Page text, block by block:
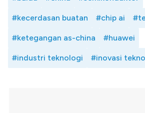
#kecerdasan buatan #chip ai
#ketegangan as-china #huawei
#industri teknologi #inovasi